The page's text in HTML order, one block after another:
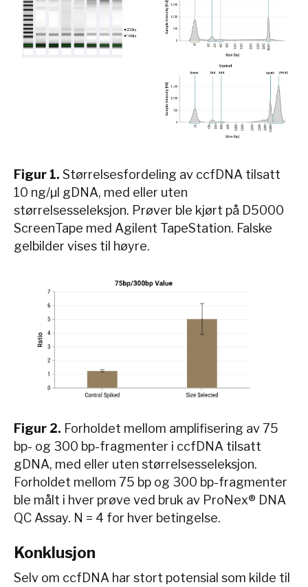
Figur 1. Størrelsesfordeling av ccfDNA tilsatt
10 ng/µl gDNA, med eller uten
størrelsesseleksjon. Prøver ble kjørt på D5000
ScreenTape med Agilent TapeStation. Falske
gelbilder vises til høyre.
Figur 2. Forholdet mellom amplifisering av 75
bp- og 300 bp-fragmenter i ccfDNA tilsatt
gDNA, med eller uten størrelsesseleksjon.
Forholdet mellom 75 bp og 300 bp-fragmenter
ble målt i hver prøve ved bruk av ProNex® DNA
QC Assay. N = 4 for hver betingelse.
Konklusjon
Selv om ccfDNA har stort potensial som kilde til